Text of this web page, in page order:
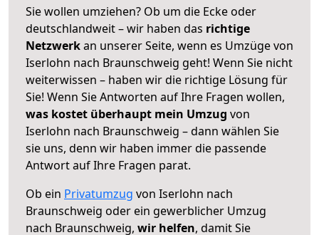
Sie wollen umziehen? Ob um die Ecke oder
deutschlandweit – wir haben das richtige
Netzwerkan unserer Seite, wenn es Umzüge von
Iserlohn nach Braunschweig geht! Wenn Sie nicht
weiterwissen – haben wir die richtige Lösung für
Sie! Wenn Sie Antworten auf Ihre Fragen wollen,
was kostet überhaupt mein Umzug von
Iserlohn nach Braunschweig – dann wählen Sie
sie uns, denn wir haben immer die passende
Antwort auf Ihre Fragen parat.
Ob ein Privatumzug von Iserlohn nach
Braunschweig oder ein gewerblicher Umzug
nach Braunschweig, wir helfen, damit Sie